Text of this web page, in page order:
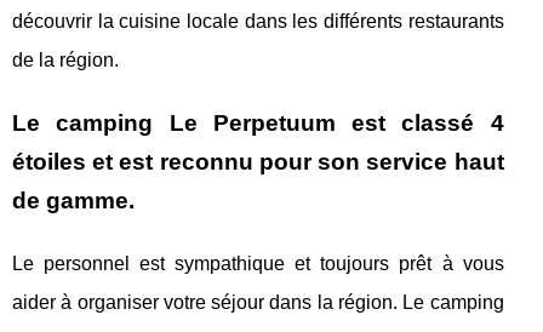
découvrir la cuisine locale dans les différents restaurants
de la région.
Le camping Le Perpetuum est classé 4
étoiles et est reconnu pour son service haut
de gamme.
Le personnel est sympathique et toujours prêt à vous
aider à organiser votre séjour dans la région. Le camping